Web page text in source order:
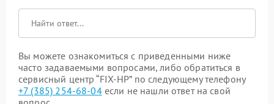
Вы можете ознакомиться с приведенными ниже
часто задаваемыми вопросами, либо обратиться в
сервисный центр “FIX-HP” по следующему телефону
+7 (385) 254-68-04если не нашли ответ на свой